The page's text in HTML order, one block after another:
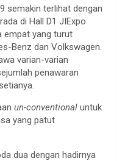
semakin terlihat dengan
di Hall D1 JIExpo
empat yang turut
Benz dan Volkswagen.
varian-varian
penawaran
un-conventional untuk
yang patut
dua dengan hadirnya